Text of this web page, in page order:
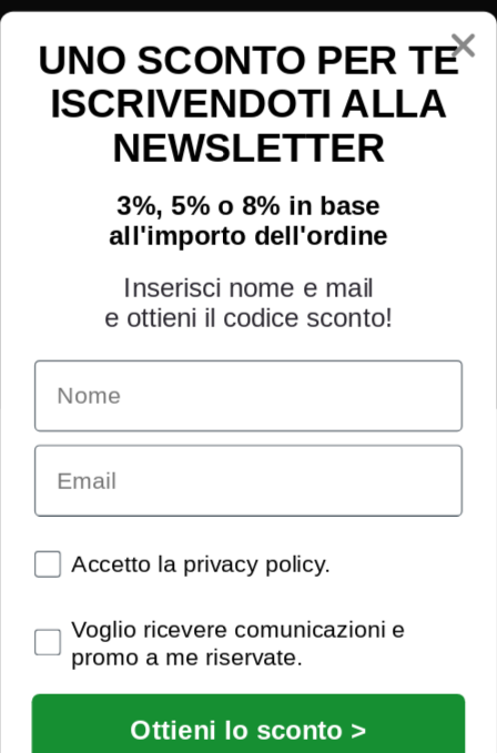
Instagram
Youtube
INFORMAZIONI
Chi siamo
Condizioni generali
Garanzia
Richiesta assistenza tecnica
Pagamenti e spedizioni
Utilizzo dei cookies
Recedi dal contratto
UNO SCONTO PER TE
ISCRIVENDOTI ALLA
NEWSLETTER
3%, 5% o 8% in base
all'importo dell'ordine
Inserisci nome e mail
e ottieni il codice sconto!
Name
Email
Spunte obbligatorie
Accetto la privacy policy.
Spunte obbligatorie
Voglio ricevere comunicazioni e
promo a me riservate.
Ottieni lo sconto >